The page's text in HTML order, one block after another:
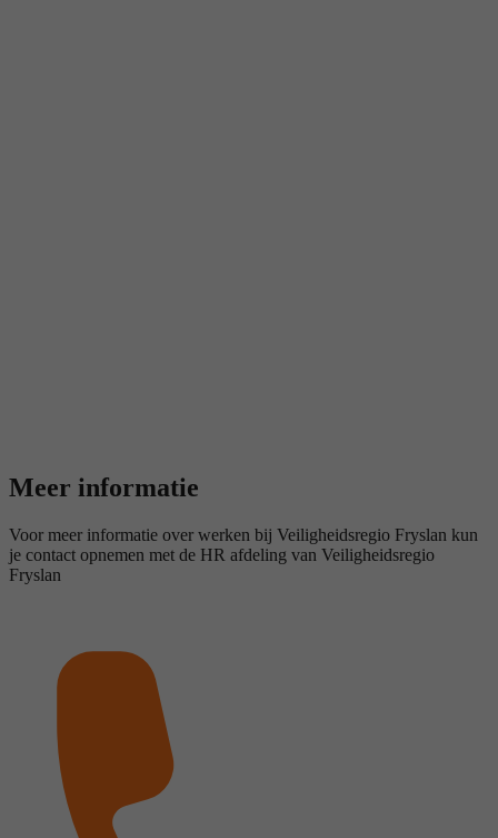
Meer informatie
Voor meer informatie over werken bij Veiligheidsregio Fryslan kun
je contact opnemen met de HR afdeling van Veiligheidsregio
Fryslan